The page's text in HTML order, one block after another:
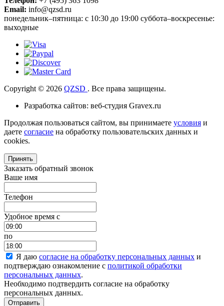
Email: info@qzsd.ru
понедельник–пятница: с 10:30 до 19:00 суббота–воскресенье:
выходные
Copyright © 2026 QZSD . Все права защищены.
Разработка сайтов: веб-студия Gravex.ru
Продолжая пользоваться сайтом, вы принимаете условия и
даете согласие на обработку пользовательских данных и
cookies.
Принять
Заказать обратный звонок
Ваше имя
Телефон
Удобное время c
по
Я даю согласие на обработку персональных данных и
подтверждаю ознакомление с политикой обработки
персональных данных.
Необходимо подтвердить согласие на обработку
персональных данных.
Отправить